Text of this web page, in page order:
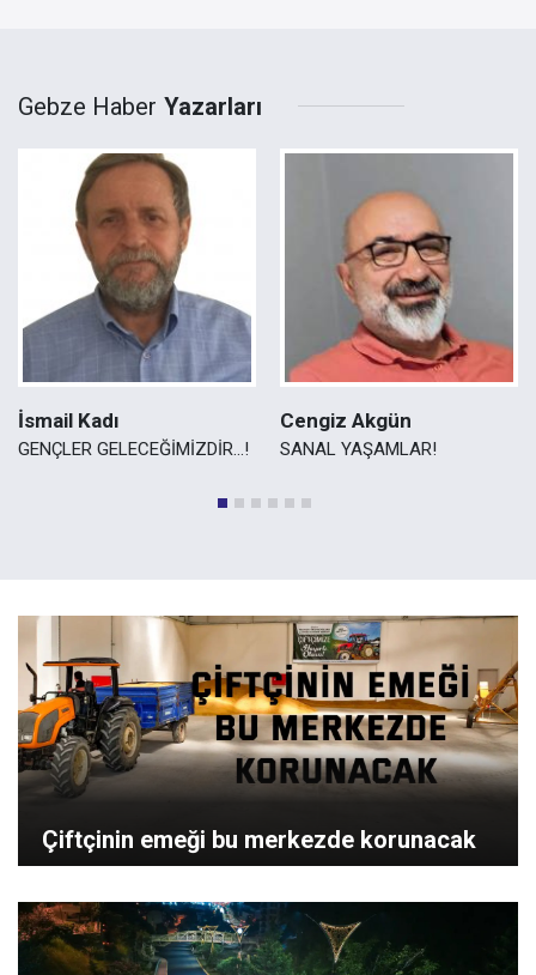
Gebze Haber Yazarları
İsmail Kadı
GENÇLER GELECEĞİMİZDİR...!
Cengiz Akgün
SANAL YAŞAMLAR!
Çiftçinin emeği bu merkezde korunacak